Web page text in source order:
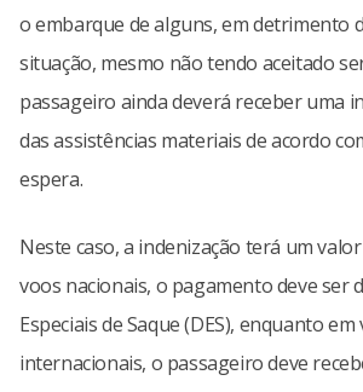
o embarque de alguns, em detrimento
situação, mesmo não tendo aceitado
passageiro ainda deverá receber uma
das assistências materiais de acordo
espera.
Neste caso, a indenização terá um
voos nacionais, o pagamento deve ser
Especiais de Saque (DES), enquanto em
internacionais, o passageiro deve